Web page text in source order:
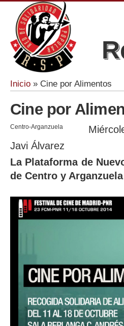
Se encuentra usted aquí
Inicio » Cine por Alimentos
Cine por
Centro-Arganzuela
Javi Álvarez
La Plataforma de
de Centro y